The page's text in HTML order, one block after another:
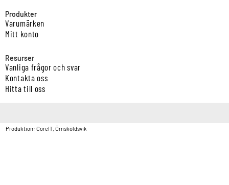
Produkter
Varumärken
Mitt konto
Resurser
Vanliga frågor och svar
Kontakta oss
Hitta till oss
Produktion: CoreIT, Örnsköldsvik